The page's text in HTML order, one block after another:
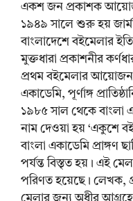
একশ জন প্ৰকাশক
১৯৪৯ সালে শুরু হয়
বাংলাদেশে বইমেলার
মুক্তধারা প্রকাশনীর
প্রথম বইমেলার আয়োজন
একাডেমি, পূর্ণাঙ্গ
১৯৮৫ সাল থেকে বাংলা
নাম দেওয়া হয় ‘একুশে
বাংলা একাডেমি প্রাঙ্গণ
পর্যন্ত বিস্তৃত হয়। এই
পরিণত হয়েছে। লেখক,
মেলার জন্য অধীর